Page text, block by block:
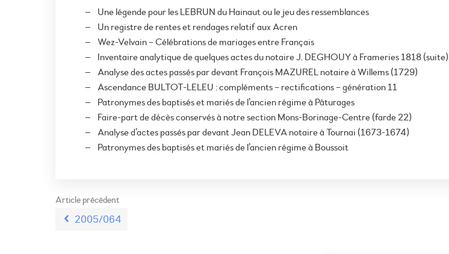
Une légende pour les LEBRUN du Hainaut ou le jeu des ressemblances
Un registre de rentes et rendages relatif aux Acren
Wez-Velvain – Célébrations de mariages entre Français
Inventaire analytique de quelques actes du notaire J. DEGHOUY à Frameries 1818 (suite)
Analyse des actes passés par devant François MAZUREL notaire à Willems (1729)
Ascendance BULTOT-LELEU : compléments – rectifications – génération 11
Patronymes des baptisés et mariés de l’ancien régime à Pâturages
Faire-part de décès conservés à notre section Mons-Borinage-Centre (farde 22)
Analyse d’actes passés par devant Jean DELEVA notaire à Tournai (1673-1674)
Patronymes des baptisés et mariés de l’ancien régime à Boussoit
Article précédent
2005/064